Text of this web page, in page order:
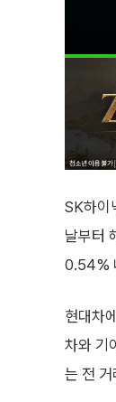
SK하이
날부터
0.54%
현대차
차와 기
는 전